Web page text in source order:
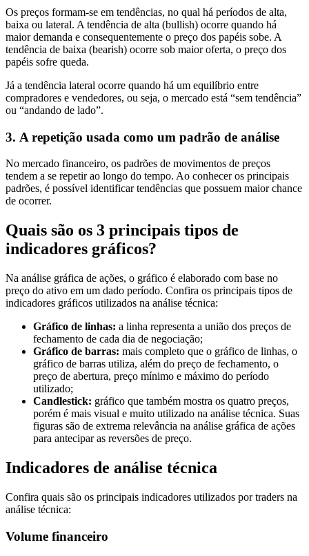
Os preços formam-se em tendências, no qual há períodos de alta,
baixa ou lateral. A tendência de alta (bullish) ocorre quando há
maior demanda e consequentemente o preço dos papéis sobe. A
tendência de baixa (bearish) ocorre sob maior oferta, o preço dos
papéis sofre queda.
Já a tendência lateral ocorre quando há um equilíbrio entre
compradores e vendedores, ou seja, o mercado está “sem tendência”
ou “andando de lado”.
3. A repetição usada como um padrão de análise
No mercado financeiro, os padrões de movimentos de preços
tendem a se repetir ao longo do tempo. Ao conhecer os principais
padrões, é possível identificar tendências que possuem maior chance
de ocorrer.
Quais são os 3 principais tipos de
indicadores gráficos?
Na análise gráfica de ações, o gráfico é elaborado com base no
preço do ativo em um dado período. Confira os principais tipos de
indicadores gráficos utilizados na análise técnica:
Gráfico de linhas: a linha representa a união dos preços de
fechamento de cada dia de negociação;
Gráfico de barras: mais completo que o gráfico de linhas, o
gráfico de barras utiliza, além do preço de fechamento, o
preço de abertura, preço mínimo e máximo do período
utilizado;
Candlestick: gráfico que também mostra os quatro preços,
porém é mais visual e muito utilizado na análise técnica. Suas
figuras são de extrema relevância na análise gráfica de ações
para antecipar as reversões de preço.
Indicadores de análise técnica
Confira quais são os principais indicadores utilizados por traders na
análise técnica:
Volume financeiro